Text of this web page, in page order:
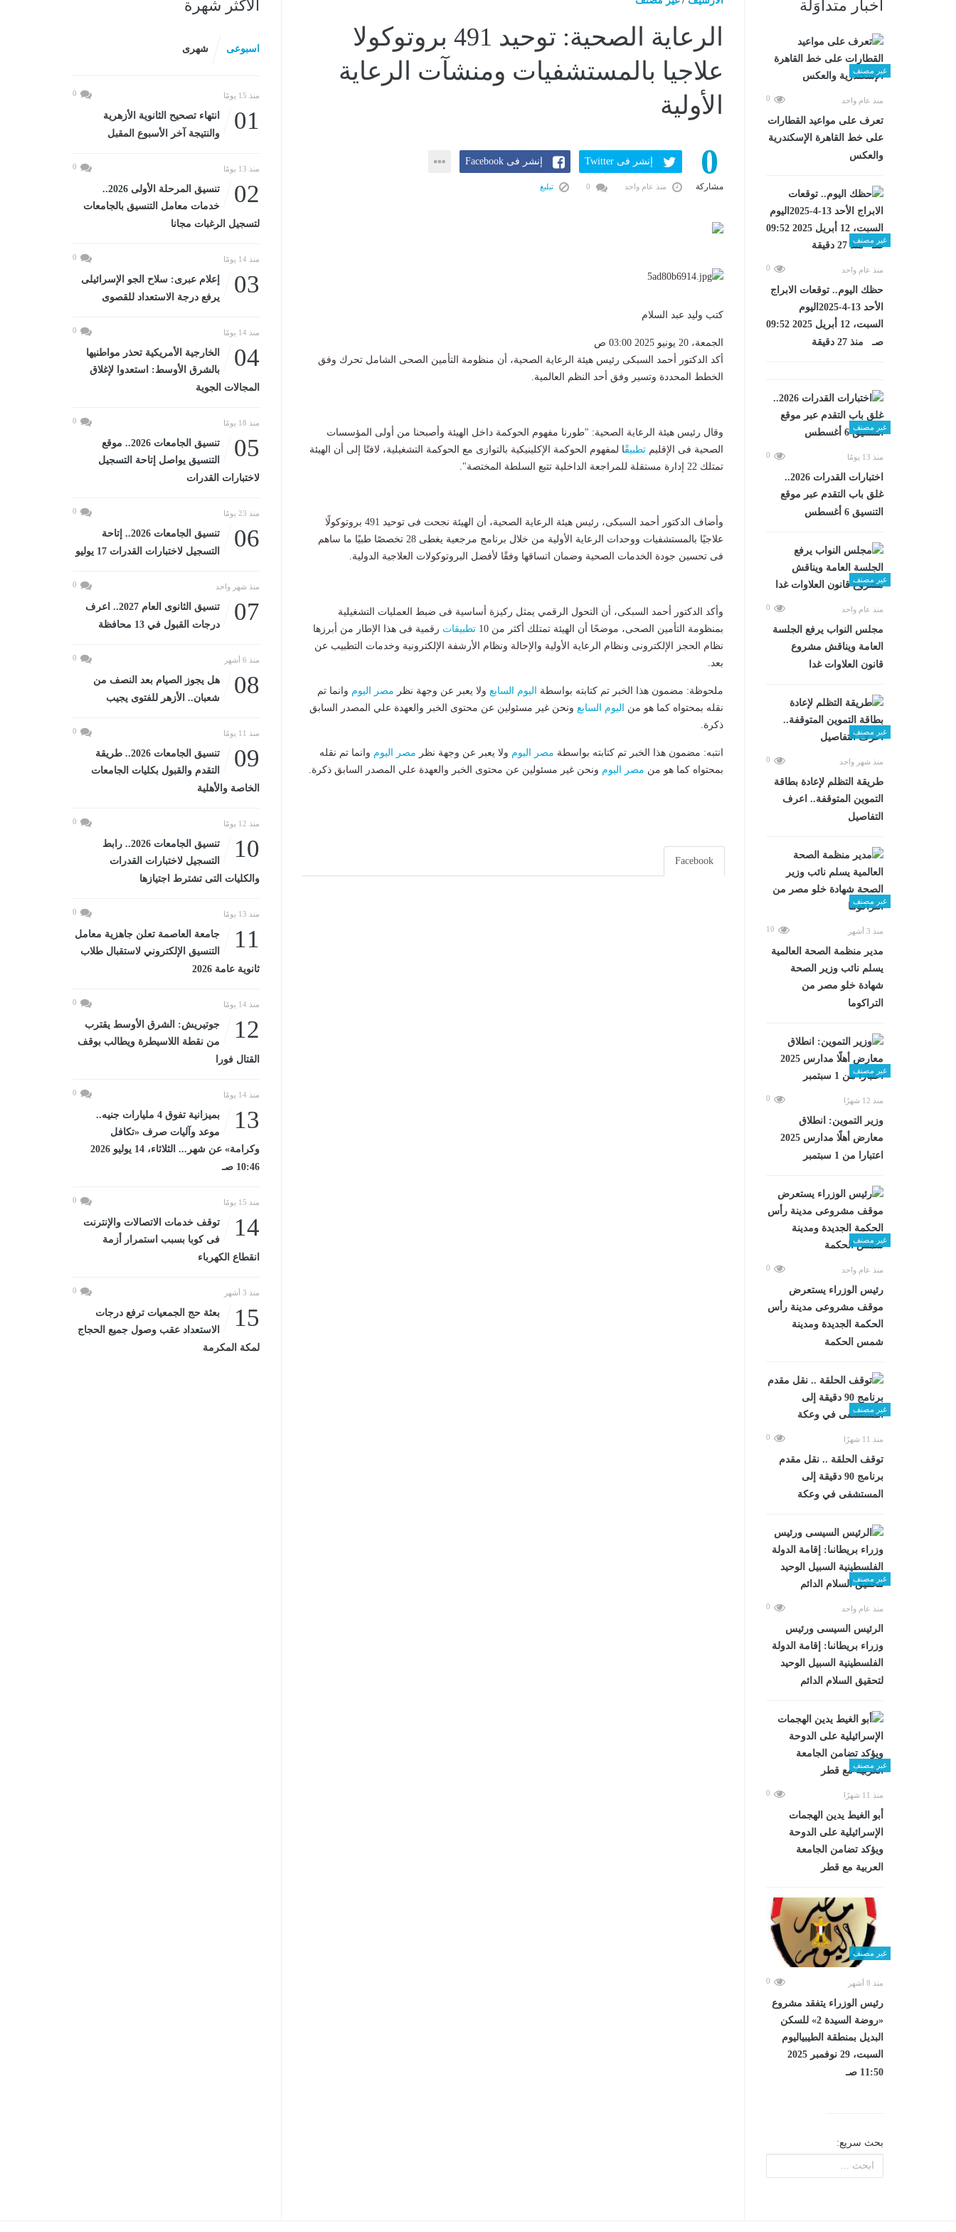
أخبار متداوَلة
غير مصنف
منذ عام واحد 0
تعرف على مواعيد القطارات
على خط القاهرة الإسكندرية
والعكس
غير مصنف
منذ عام واحد 0
حظك اليوم.. توقعات الابراج
الأحد 13-4-2025اليوم
السبت، 12 أبريل 2025 09:52
صـ منذ 27 دقيقة
غير مصنف
منذ 13 يومًا 0
اختبارات القدرات 2026..
غلق باب التقدم عبر موقع
التنسيق 6 أغسطس
غير مصنف
منذ عام واحد 0
مجلس النواب يرفع الجلسة
العامة ويناقش مشروع
قانون العلاوات غدا
غير مصنف
منذ شهر واحد 0
طريقة التظلم لإعادة بطاقة
التموين المتوقفة.. اعرف
التفاصيل
غير مصنف
منذ 3 أشهر 10
مدير منظمة الصحة العالمية
يسلم نائب وزير الصحة
شهادة خلو مصر من
التراكوما
غير مصنف
منذ 12 شهرًا 0
وزير التموين: انطلاق
معارض أهلًا مدارس 2025
اعتبارا من 1 سبتمبر
غير مصنف
منذ عام واحد 0
رئيس الوزراء يستعرض
موقف مشروعى مدينة رأس
الحكمة الجديدة ومدينة
شمس الحكمة
غير مصنف
منذ 11 شهرًا 0
توقف الحلقة .. نقل مقدم
برنامج 90 دقيقة إلى
المستشفى في وعكة
غير مصنف
منذ عام واحد 0
الرئيس السيسى ورئيس
وزراء بريطانىا: إقامة الدولة
الفلسطينية السبيل الوحيد
لتحقيق السلام الدائم
غير مصنف
منذ 11 شهرًا 0
أبو الغيط يدين الهجمات
الإسرائيلية على الدوحة
ويؤكد تضامن الجامعة
العربية مع قطر
غير مصنف
منذ 8 أشهر 0
رئيس الوزراء يتفقد مشروع
«روضة السيدة 2» للسكن
البديل بمنطقة الطيبياليوم
السبت، 29 نوفمبر 2025
11:50 صـ
بحث سريع:
الرعاية الصحية: توحيد 491 بروتوكولا
علاجيا بالمستشفيات ومنشآت الرعاية
الأولية
0
مشاركة
إنشر فى Twitter إنشر فى Facebook
منذ عام واحد تبليغ
كتب وليد عبد السلام
الجمعة، 20 يونيو 2025 03:00 ص
أكد الدكتور أحمد السبكى رئيس هيئة الرعاية الصحية، أن منظومة التأمين الصحى الشامل تحرك وفق
الخطط المحددة وتسير وفق أحد النظم العالمية.
وقال رئيس هيئة الرعاية الصحية: "طورنا مفهوم الحوكمة داخل الهيئة وأصبحنا من أولى المؤسسات
الصحية فى الإقليم تطبيقًا لمفهوم الحوكمة الإكلينيكية بالتوازى مع الحوكمة التشغيلية، لافتًا إلى أن الهيئة
تمتلك 22 إدارة مستقلة للمراجعة الداخلية تتبع السلطة المختصة".
وأضاف الدكتور أحمد السبكى، رئيس هيئة الرعاية الصحية، أن الهيئة نجحت فى توحيد 491 بروتوكولًا
علاجيًا بالمستشفيات ووحدات الرعاية الأولية من خلال برنامج مرجعية يغطى 28 تخصصًا طبيًا ما ساهم
فى تحسين جودة الخدمات الصحية وضمان اتساقها وفقًا لأفضل البروتوكولات العلاجية الدولية.
وأكد الدكتور أحمد السبكى، أن التحول الرقمي يمثل ركيزة أساسية فى ضبط العمليات التشغيلية
بمنظومة التأمين الصحى، موضحًا أن الهيئة تمتلك أكثر من 10
تطبيقات رقمية فى هذا الإطار من أبرزها
نظام الحجز الإلكترونى ونظام الرعاية الأولية والإحالة ونظام الأرشفة الإلكترونية وخدمات التطبيب عن
بعد.
ملحوظة: مضمون هذا الخبر تم كتابته بواسطة اليوم السابع ولا يعبر عن وجهة نظر مصر اليوم وانما تم
نقله بمحتواه كما هو من
اليوم السابع ونحن غير مسئولين عن محتوى الخبر والعهدة علي المصدر السابق
ذكرة.
انتبه: مضمون هذا الخبر تم كتابته بواسطة مصر اليوم ولا يعبر عن وجهة نظر مصر اليوم وانما تم نقله
بمحتواه كما هو من مصر اليوم ونحن غير مسئولين عن محتوى الخبر والعهدة علي المصدر السابق ذكرة.
Facebook
الأكثر شهرة
اسبوعى شهرى
منذ 15 يومًا 0
01
انتهاء تصحيح الثانوية الأزهرية
والنتيجة آخر الأسبوع المقبل
منذ 13 يومًا 0
02
تنسيق المرحلة الأولى 2026..
خدمات معامل التنسيق بالجامعات
لتسجيل الرغبات مجانا
منذ 14 يومًا 0
03
إعلام عبرى: سلاح الجو الإسرائيلى
يرفع درجة الاستعداد للقصوى
منذ 14 يومًا 0
04
الخارجية الأمريكية تحذر مواطنيها
بالشرق الأوسط: استعدوا لإغلاق
المجالات الجوية
منذ 18 يومًا 0
05
تنسيق الجامعات 2026.. موقع
التنسيق يواصل إتاحة التسجيل
لاختبارات القدرات
منذ 23 يومًا 0
06
تنسيق الجامعات 2026.. إتاحة
التسجيل لاختبارات القدرات 17 يوليو
منذ شهر واحد 0
07
تنسيق الثانوى العام 2027.. اعرف
درجات القبول في 13 محافظة
منذ 6 أشهر 0
08
هل يجوز الصيام بعد النصف من
شعبان.. الأزهر للفتوى يجيب
منذ 11 يومًا 0
09
تنسيق الجامعات 2026.. طريقة
التقدم والقبول بكليات الجامعات
الخاصة والأهلية
منذ 12 يومًا 0
10
تنسيق الجامعات 2026.. رابط
التسجيل لاختبارات القدرات
والكليات التى تشترط اجتيازها
منذ 13 يومًا 0
11
جامعة العاصمة تعلن جاهزية معامل
التنسيق الإلكتروني لاستقبال طلاب
ثانوية عامة 2026
منذ 14 يومًا 0
12
جوتيريش: الشرق الأوسط يقترب
من نقطة اللاسيطرة ويطالب بوقف
القتال فورا
منذ 14 يومًا 0
13
بميزانية تفوق 4 مليارات جنيه..
موعد وآليات صرف «تكافل
وكرامة» عن شهر... الثلاثاء، 14 يوليو 2026
10:46 صـ
منذ 15 يومًا 0
14
توقف خدمات الاتصالات والإنترنت
فى كوبا بسبب استمرار أزمة
انقطاع الكهرباء
منذ 3 أشهر 0
15
بعثة حج الجمعيات ترفع درجات
الاستعداد عقب وصول جميع الحجاج
لمكة المكرمة